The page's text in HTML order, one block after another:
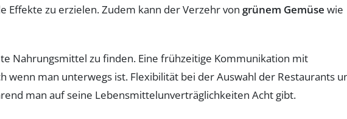
Effekte zu erzielen. Zudem kann der Verzehr von grünem Gemüse wie
Nahrungsmittel zu finden. Eine frühzeitige Kommunikation mit
wenn man unterwegs ist. Flexibilität bei der Auswahl der Restaurants
man auf seine Lebensmittelunverträglichkeiten Acht gibt.